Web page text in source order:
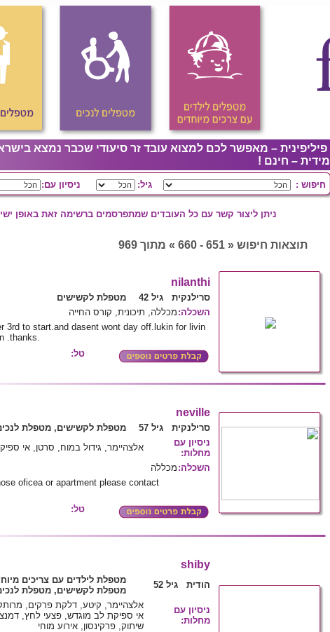
פיליפינית – מאפשר לכם למצוא עובד זר סיעודי שכבר נמצא
מידית – חינם !
חיפוש : גיל: ניסיון עם:
ניתן ליצור קשר עם כל העובדים שמתפרסמים ברשימה זאת באופן
תוצאות חיפוש « 651 - 660 » מתוך 969
nilanthi
סרילנקית גיל 42 מטפלת לקשישים
השכלה: מכללה, תיכונית, קורס החייה
3rd to start.and dasent wont day off.lukin for livin
.thanks.
טל:
neville
סרילנקית גיל 57 מטפלת לקשישים, מטפלת
ניסיון עם
מחלות:
אלצהיימר, גידול במוח, סרטן, אי
השכלה: מכללה
oficea or apartment please contact
טל:
shiby
הודית גיל 52
מטפלת לילדים עם צריכים
מטפלת לקשישים, מטפלת
ניסיון עם
מחלות:
אלצהיימר, קיטע, דלקת פרקים,
אי ספיקת לב מוגדש, פצעי לחץ,
שיתוק, פרקינסון, אירוע מוחי